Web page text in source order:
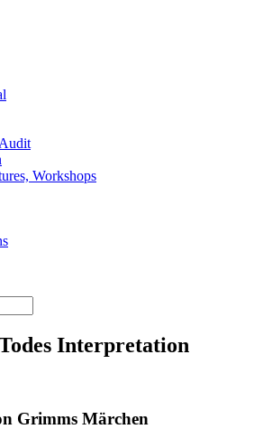
Workshops
Interpretation
Grimms Märchen